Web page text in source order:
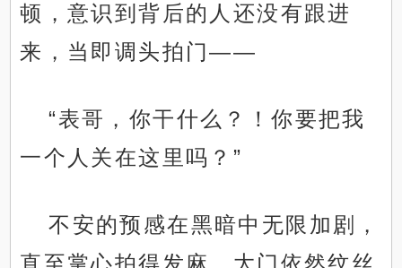
顿，意识到背后的人还没有跟进
来，当即调头拍门——
“表哥，你干什么？！你要把我
一个人关在这里吗？”
不安的预感在黑暗中无限加剧，
直至掌心拍得发麻，大门依然纹丝